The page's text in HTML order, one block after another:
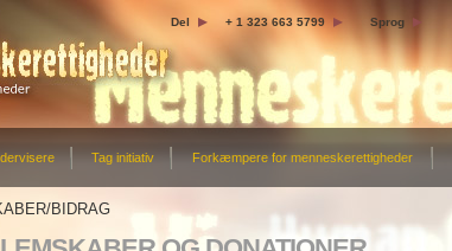
Del + 1 323 663 5799
Sprog
Tag initiativ Forkæmpere for menneskerettigheder
BIDRAG